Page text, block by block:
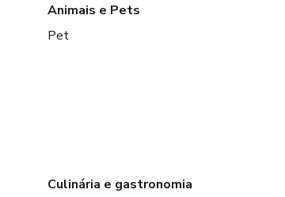
Animais e Pets
Pet
Culinária e gastronomia